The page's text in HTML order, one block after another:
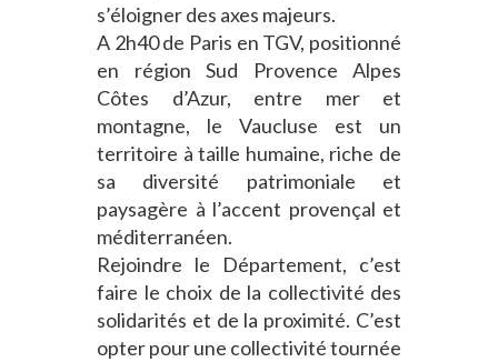
s’éloigner des axes majeurs.
A 2h40 de Paris en TGV, positionné
en région Sud Provence Alpes
Côtes d’Azur, entre mer et
montagne, le Vaucluse est un
territoire à taille humaine, riche de
sa diversité patrimoniale et
paysagère à l’accent provençal et
méditerranéen.
Rejoindre le Département, c’est
faire le choix de la collectivité des
solidarités et de la proximité. C’est
opter pour une collectivité tournée